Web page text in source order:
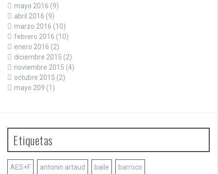
mayo 2016 (9)
abril 2016 (9)
marzo 2016 (10)
febrero 2016 (10)
enero 2016 (2)
diciembre 2015 (2)
noviembre 2015 (4)
octubre 2015 (2)
mayo 209 (1)
Etiquetas
AES+F antonin artaud baile barroco